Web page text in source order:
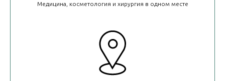
Медицина, косметология и хирургия в одном месте